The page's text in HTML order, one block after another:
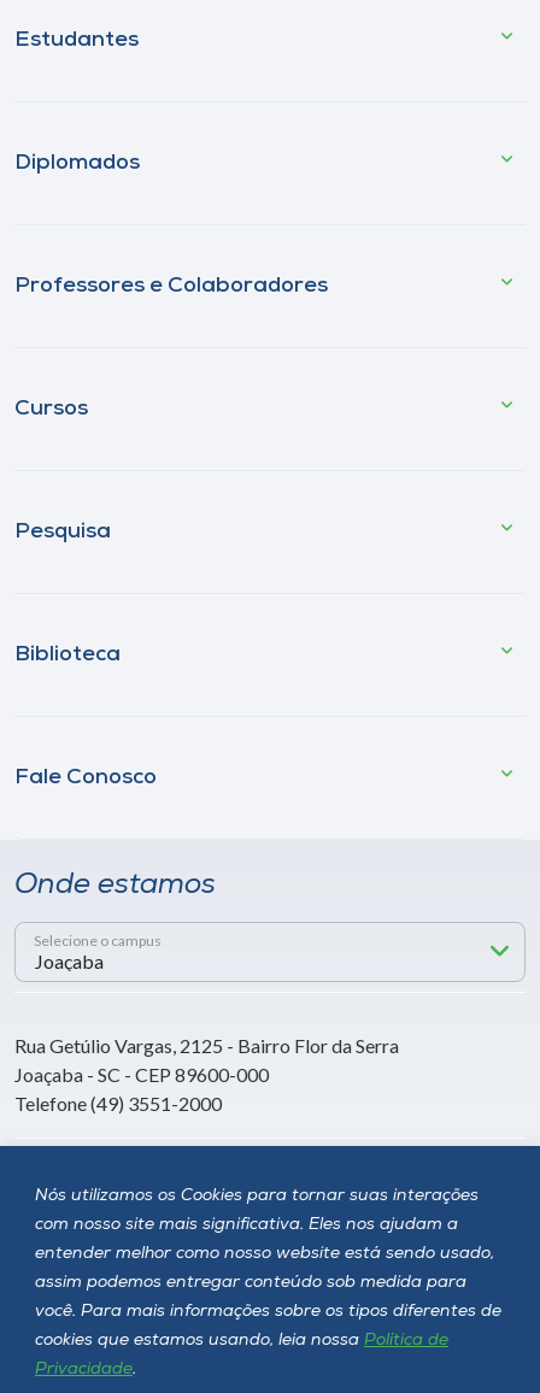
Nós utilizamos os Cookies para tornar suas interações
com nosso site mais significativa. Eles nos ajudam a
entender melhor como nosso website está sendo usado,
assim podemos entregar conteúdo sob medida para
você. Para mais informações sobre os tipos diferentes de
cookies que estamos usando, leia nossa Política de
Privacidade.
Estudantes
Diplomados
Professores e Colaboradores
Cursos
Pesquisa
Biblioteca
Fale Conosco
Onde estamos
Selecione o campus
Rua Getúlio Vargas, 2125 - Bairro Flor da Serra
Joaçaba - SC - CEP 89600-000
Telefone (49) 3551-2000
Siga a Unoesc